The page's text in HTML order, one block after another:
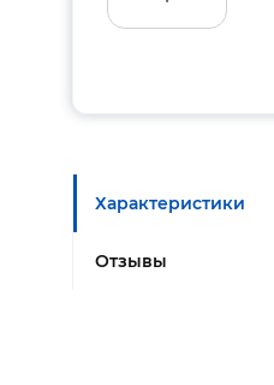
Характеристики
Отзывы